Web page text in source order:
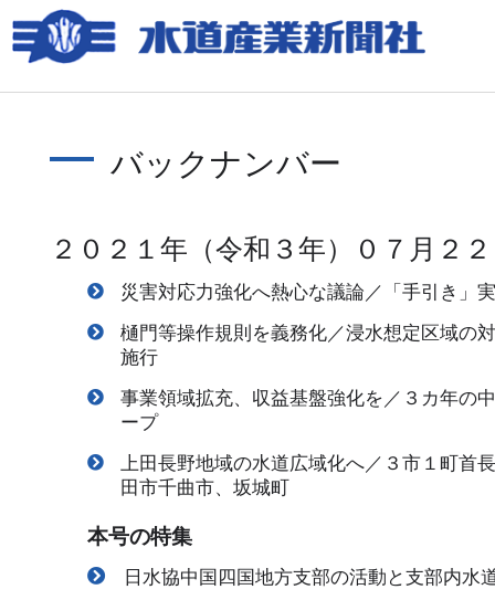
バックナンバー
２０２１年（令和３年）０７月２
災害対応力強化へ熱心な議論／「手引き」
樋門等操作規則を義務化／浸水想定区域の
施行
事業領域拡充、収益基盤強化を／３カ年の
ープ
上田長野地域の水道広域化へ／３市１町首
田市千曲市、坂城町
本号の特集
日水協中国四国地方支部の活動と支部内水